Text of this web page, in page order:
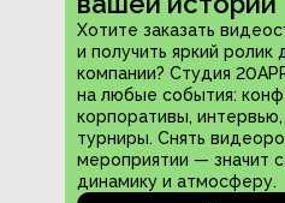
Хотите заказать
и получить яркий ролик
компании? Студия
на любые события:
корпоративы,
турниры. Снять
мероприятии — значит
динамику и атмосферу.